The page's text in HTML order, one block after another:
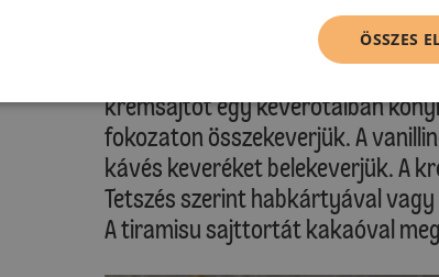
A süteményt kivesszük a
krémsajtot egy keverőtálban
fokozaton összekeverjük. A
kávés keveréket belekeverjük. A
Tetszés szerint habkártyával
A tiramisu sajttortát kakaóval
ÖSSZES